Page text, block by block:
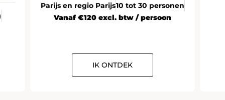
Parijs en regio Parijs10 tot 30 personen
Vanaf €120 excl. btw / persoon
IK ONTDEK